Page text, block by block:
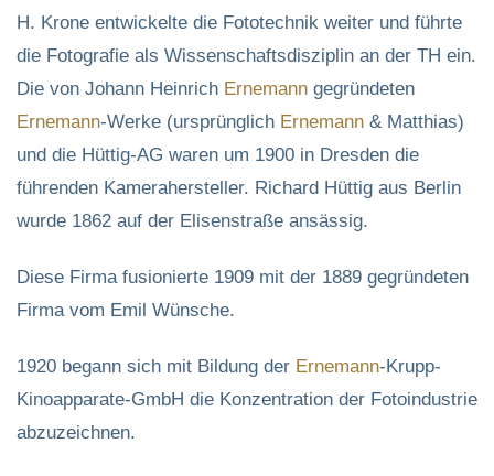
H. Krone entwickelte die Fototechnik weiter und führte
die Fotografie als Wissenschaftsdisziplin an der TH ein.
Die von Johann Heinrich Ernemann gegründeten
Ernemann-Werke (ursprünglich Ernemann & Matthias)
und die Hüttig-AG waren um 1900 in Dresden die
führenden Kamerahersteller. Richard Hüttig aus Berlin
wurde 1862 auf der Elisenstraße ansässig.
Diese Firma fusionierte 1909 mit der 1889 gegründeten
Firma vom Emil Wünsche.
1920 begann sich mit Bildung der Ernemann-Krupp-
Kinoapparate-GmbH die Konzentration der Fotoindustrie
abzuzeichnen.